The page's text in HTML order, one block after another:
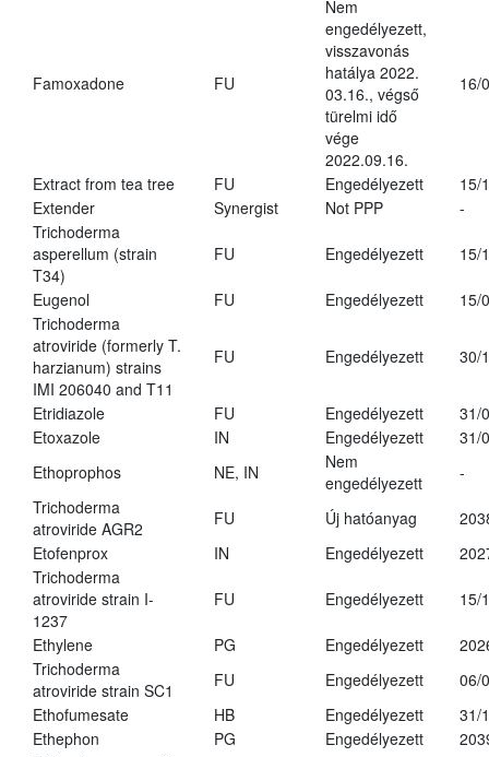
Famoxadone FU
Nem
engedélyezett,
visszavonás
hatálya 2022.
03.16., végső
türelmi idő
vége
2022.09.16.
16/
Extract from tea tree FU Engedélyezett
15/
Extender
Synergist Not PPP
-
Trichoderma
asperellum (strain
T34)
FU Engedélyezett 15/
Eugenol FU Engedélyezett
15/
Trichoderma
atroviride (formerly T.
harzianum) strains
IMI 206040 and T11
FU Engedélyezett 30/
Etridiazole FU Engedélyezett
31/
Etoxazole
IN Engedélyezett
31/
Ethoprophos
NE, IN
Nem
engedélyezett
-
Trichoderma
atroviride AGR2
FU Új hatóanyag
Etofenprox
IN Engedélyezett
Trichoderma
atroviride strain I-
1237
FU Engedélyezett 15/
Ethylene PG Engedélyezett
Trichoderma
atroviride strain SC1
FU Engedélyezett
06/
Ethofumesate
HB Engedélyezett
31/
Ethephon
PG Engedélyezett